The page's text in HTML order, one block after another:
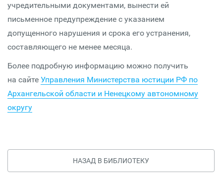
учредительными документами, вынести ей
письменное предупреждение с указанием
допущенного нарушения и срока его устранения,
составляющего не менее месяца.
Более подробную информацию можно получить
на сайте Управления Министерства юстиции РФ по
Архангельской области и Ненецкому автономному
округу
НАЗАД В БИБЛИОТЕКУ